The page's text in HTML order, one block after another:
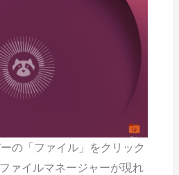
の「ファイル」をクリック
ァイルマネージャーが現れ